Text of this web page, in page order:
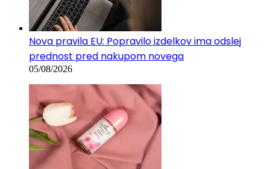
Nova pravila EU: Popravilo izdelkov ima odslej
prednost pred nakupom novega